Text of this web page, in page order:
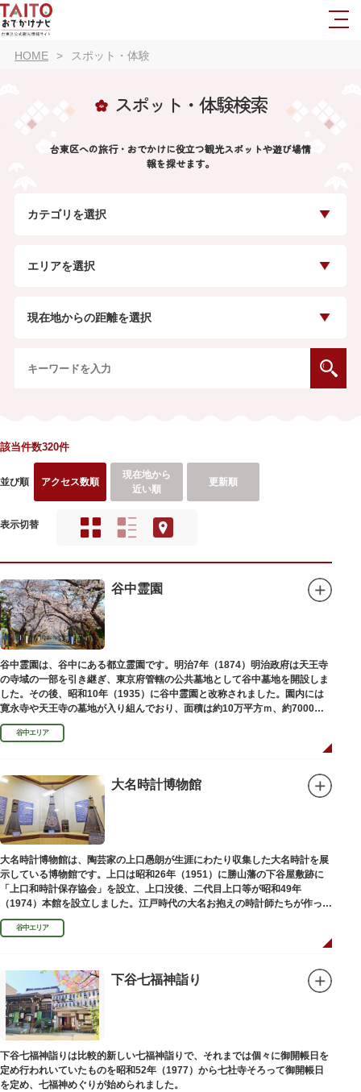
HOME スポット・体験
スポット・体験検索
台東区への旅行・おでかけに役立つ観光スポットや遊び場情
報を探せます。
カテゴリを選択
エリアを選択
現在地からの距離を選択
該当件数320件
並び順 アクセス数順
現在地から
近い順
更新順
表示切替
谷中霊園
谷中霊園は、谷中にある都立霊園です。明治7年（1874）明治政府は天王寺
の寺域の一部を引き継ぎ、東京府管轄の公共墓地として谷中墓地を開設しま
した。その後、昭和10年（1935）に谷中霊園と改称されました。園内には
寛永寺や天王寺の墓地が入り組んでおり、面積は約10万平方ｍ、約7000基
の墓が並んでいます。園内を通る「さくら通り」は桜の名所となっていま
す。谷中エリア
大名時計博物館
大名時計博物館は、陶芸家の上口愚朗が生涯にわたり収集した大名時計を展
示している博物館です。上口は昭和26年（1951）に勝山藩の下谷屋敷跡に
「上口和時計保存協会」を設立、上口没後、二代目上口等が昭和49年
（1974）本館を設立しました。江戸時代の大名お抱えの時計師たちが作った
櫓時計、台時計、枕時計などが並びます。
谷中エリア
下谷七福神詣り
下谷七福神詣りは比較的新しい七福神詣りで、それまでは個々に御開帳日を
定め行われいていたものを昭和52年（1977）から七社寺そろって御開帳日
を定め、七福神めぐりが始められました。